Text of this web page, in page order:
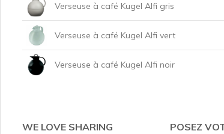
Verseuse à café Kugel Alfi gris
Verseuse à café Kugel Alfi vert
Verseuse à café Kugel Alfi noir
WE LOVE SHARING POSEZ